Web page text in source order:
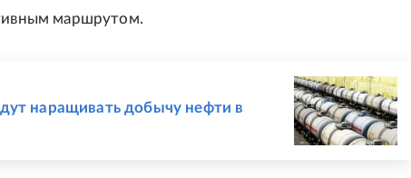
маршрутом.
наращивать добычу нефти в